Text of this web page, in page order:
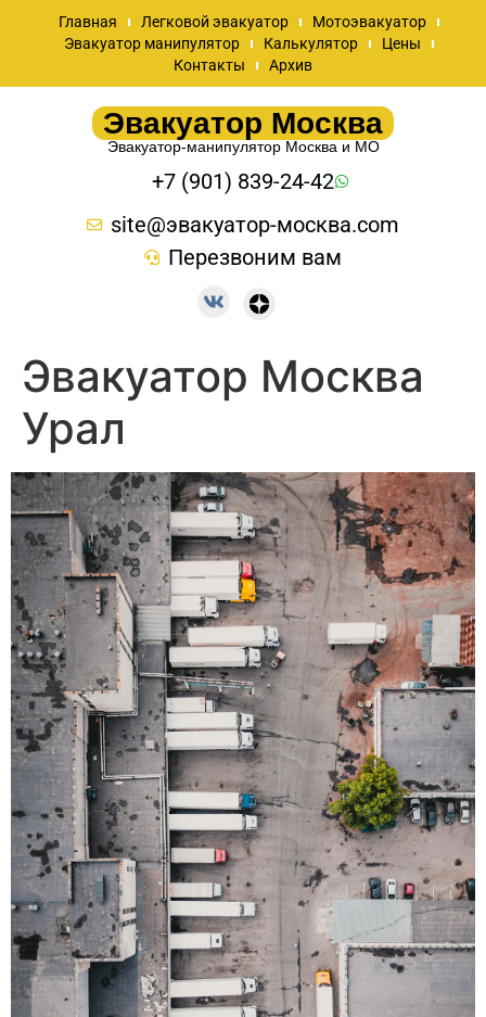
Главная Легковой эвакуатор
Мотоэвакуатор
Эвакуатор манипулятор
Калькулятор
Цены
Контакты
Архив
Эвакуатор Москва
Эвакуатор-манипулятор Москва и МО
+7 (901) 839-24-42
site@эвакуатор-москва.com
Перезвоним вам
Эвакуатор Москва
Урал